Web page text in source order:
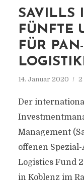
SAVILLS
FÜNFTE
FÜR
14. Januar 2020 2
Der
Management
offenen
Logistics Fund
in Koblenz im